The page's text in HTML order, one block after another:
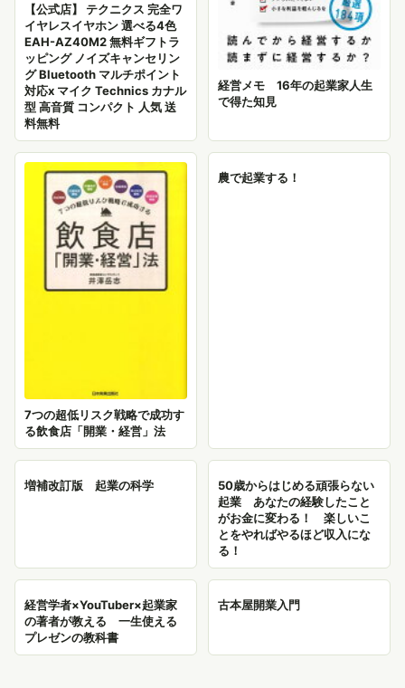
【公式店】 テクニクス 完全ワ
イヤレスイヤホン 選べる4色
EAH-AZ40M2 無料ギフトラ
ッピング ノイズキャンセリン
グ Bluetooth マルチポイント
対応x マイク Technics カナル
型 高音質 コンパクト 人気 送
料無料
経営メモ 16年の起業家人生
で得た知見
7つの超低リスク戦略で成功す
る飲食店「開業・経営」法
農で起業する！
増補改訂版 起業の科学
50歳からはじめる頑張らない
起業 あなたの経験したこと
がお金に変わる！ 楽しいこ
とをやればやるほど収入にな
る！
経営学者×YouTuber×起業家
の著者が教える 一生使える
プレゼンの教科書
古本屋開業入門